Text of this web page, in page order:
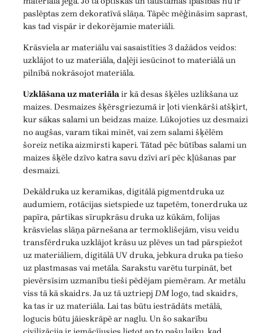
paslēptas zem dekoratīvā slāņa. Tāpēc mēģināsim saprast,
kas tad vispār ir dekorējamie materiāli.
Krāsviela ar materiālu vai sasaistīties 3 dažādos veidos:
uzklājot to uz materiāla, daļēji iesūcinot to materiālā un
pilnībā nokrāsojot materiāla.
Uzklāšana uz materiālair kā desas šķēles uzlikšana uz
maizes. Desmaizes šķērsgriezumā ir ļoti vienkārši atšķirt,
kur sākas salami un beidzas maize. Lūkojoties uz desmaizi
no augšas, varam tikai minēt, vai zem salami šķēlēm
šoreiz netika aizmirsti kaperi. Tātad pēc būtības salami un
maizes šķēle dzīvo katra savu dzīvi arī pēc kļūšanas par
desmaizi.
Dekāldruka uz keramikas, digitālā pigmentdruka uz
audumiem, rotācijas sietspiede uz tapetēm, tonerdruka uz
papīra, pārtikas sīrupkrāsu druka uz kūkām, folijas
krāsvielas slāņa pārnešana ar termoklišejām, visu veidu
transfērdruka uzklājot krāsu uz plēves un tad pārspiežot
uz materiāliem, digitālā UV druka, jebkura druka pa tiešo
uz plastmasas vai metāla. Sarakstu varētu turpināt, bet
pievērsīsim uzmanību tieši pēdējam piemēram. Ar metālu
viss tā kā skaidrs. Ja uz tā uztriepj DMlogo, tad skaidrs,
ka tas ir uz materiāla. Lai tas būtu iestrādāts metālā,
logucis būtu jāieskrāpē ar naglu. Un šo sakarību